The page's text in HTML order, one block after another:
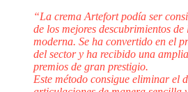
“La crema Artefort podía ser
de los mejores descubrimientos
moderna. Se ha convertido en el
del sector y ha recibido una
premios de gran prestigio.
Este método consigue eliminar el